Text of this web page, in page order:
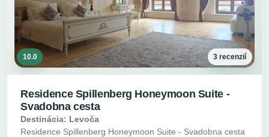
10.0 3 recenzií
Residence Spillenberg Honeymoon Suite -
Svadobna cesta
Destinácia: Levoča
Residence Spillenberg Honeymoon Suite - Svadobna cesta